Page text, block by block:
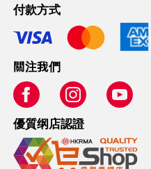
付款方式
關注我們
優質纲店認證